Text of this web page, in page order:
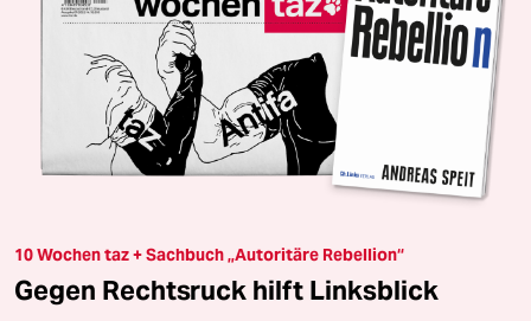
10 Wochen taz + Sachbuch „Autoritäre Rebellion“
Gegen Rechtsruck hilft Linksblick